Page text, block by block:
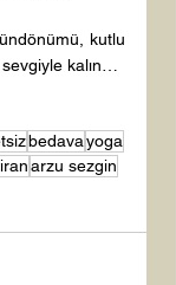
kutlu
kalın…
bedavayoga
arzu sezgin